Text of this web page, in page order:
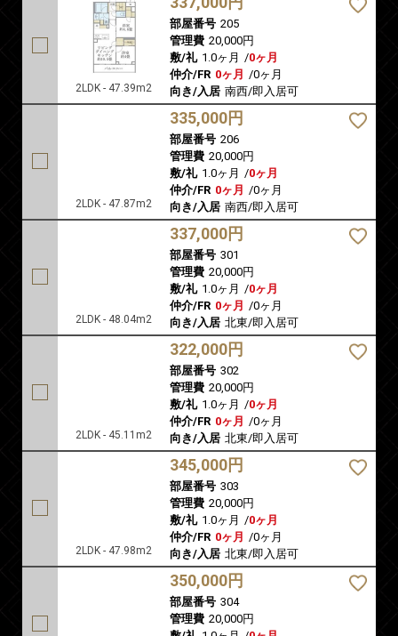
2LDK - 47.39m2
部屋番号 205
管理費 20,000円
敷/礼 1.0ヶ月 /0ヶ月
仲介/FR 0ヶ月 /0ヶ月
向き/入居 南西/即入居可
2LDK - 47.87m2
335,000円
部屋番号 206
管理費 20,000円
敷/礼 1.0ヶ月 /0ヶ月
仲介/FR 0ヶ月 /0ヶ月
向き/入居 南西/即入居可
2LDK - 48.04m2
337,000円
部屋番号 301
管理費 20,000円
敷/礼 1.0ヶ月 /0ヶ月
仲介/FR 0ヶ月 /0ヶ月
向き/入居 北東/即入居可
2LDK - 45.11m2
322,000円
部屋番号 302
管理費 20,000円
敷/礼 1.0ヶ月 /0ヶ月
仲介/FR 0ヶ月 /0ヶ月
向き/入居 北東/即入居可
2LDK - 47.98m2
345,000円
部屋番号 303
管理費 20,000円
敷/礼 1.0ヶ月 /0ヶ月
仲介/FR 0ヶ月 /0ヶ月
向き/入居 北東/即入居可
350,000円
部屋番号 304
管理費 20,000円